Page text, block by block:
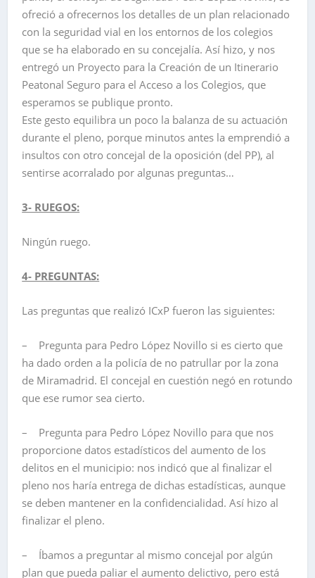
ofreció a ofrecernos los detalles de un plan relacionado
con la seguridad vial en los entornos de los colegios
que se ha elaborado en su concejalía. Así hizo, y nos
entregó un Proyecto para la Creación de un Itinerario
Peatonal Seguro para el Acceso a los Colegios, que
esperamos se publique pronto.
Este gesto equilibra un poco la balanza de su actuación
durante el pleno, porque minutos antes la emprendió a
insultos con otro concejal de la oposición (del PP), al
sentirse acorralado por algunas preguntas…
3- RUEGOS:
Ningún ruego.
4- PREGUNTAS:
Las preguntas que realizó ICxP fueron las siguientes:
– Pregunta para Pedro López Novillo si es cierto que
ha dado orden a la policía de no patrullar por la zona
de Miramadrid. El concejal en cuestión negó en rotundo
que ese rumor sea cierto.
– Pregunta para Pedro López Novillo para que nos
proporcione datos estadísticos del aumento de los
delitos en el municipio: nos indicó que al finalizar el
pleno nos haría entrega de dichas estadísticas, aunque
se deben mantener en la confidencialidad. Así hizo al
finalizar el pleno.
– Íbamos a preguntar al mismo concejal por algún
plan que pueda paliar el aumento delictivo, pero está